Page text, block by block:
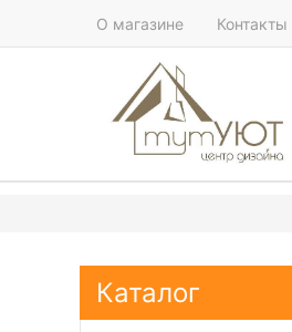
О магазине Контакты
Каталог